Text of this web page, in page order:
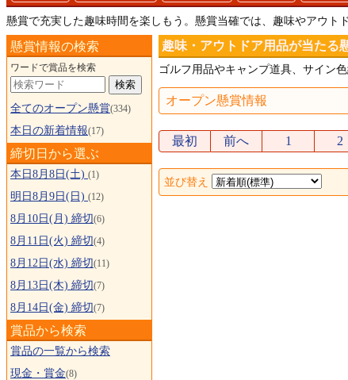
懸賞で充実した趣味時間を楽しもう。懸賞当確では、趣味やアウト
趣味・アウトドア用品が当たる
ゴルフ用品やキャンプ道具、サイン
オープン懸賞情報
最初 前へ 1 2
並び替え
懸賞情報の検索
ワードで賞品を検索
全てのオープン懸賞(334)
本日の新着情報(17)
締切日から選ぶ
本日8月8日(土) (1)
明日8月9日(日) (12)
8月10日(月) 締切(6)
8月11日(火) 締切(4)
8月12日(水) 締切(11)
8月13日(木) 締切(7)
8月14日(金) 締切(7)
賞品から検索
賞品の一覧から検索
現金・賞金(8)